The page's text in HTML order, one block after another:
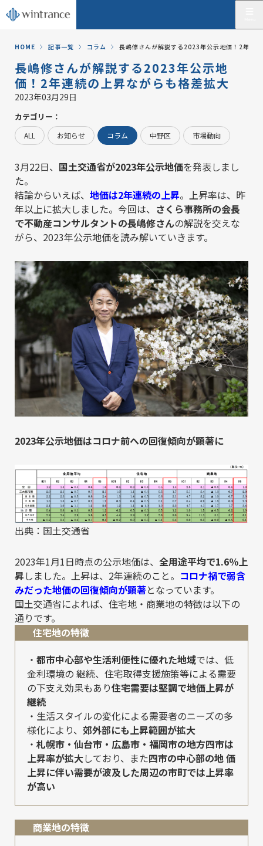
HOME 記事一覧 コラム 長嶋修さんが解説する2023年公示地価！2年連
長嶋修さんが解説する2023年公示地
価！2年連続の上昇ながらも格差拡大
2023年03月29日
カテゴリー：
ALL お知らせ コラム 中野区 市場動向
3月22日、 国土交通省が2023年公示地価を発表しまし
た。
結論からいえば、 地価は2年連続の上昇。上昇率は、昨
年以上に拡大しました。今回は、 さくら事務所の会長
で不動産コンサルタントの長嶋修さんの解説を交えな
がら、2023年公示地価を読み解いていきます。
2023年公示地価はコロナ前への回復傾向が顕著に
出典：国土交通省
2023年1月1日時点の公示地価は、 全用途平均で1.6％上
昇しました。上昇は、2年連続のこと。 コロナ禍で弱含
みだった地価の回復傾向が顕著となっています。
国土交通省によれば、住宅地・商業地の特徴は以下の
通りです。
住宅地の特徴
・ 都市中心部や生活利便性に優れた地域では、低
金利環境の 継続、住宅取得支援施策等による需要
の下支え効果もあり住宅需要は堅調で地価上昇が
継続
・生活スタイルの変化による需要者のニーズの多
様化により、 郊外部にも上昇範囲が拡大
・ 札幌市・仙台市・広島市・福岡市の地方四市は
上昇率が拡大しており、また四市の中心部の地 価
上昇に伴い需要が波及した周辺の市町では上昇率
が高い
商業地の特徴